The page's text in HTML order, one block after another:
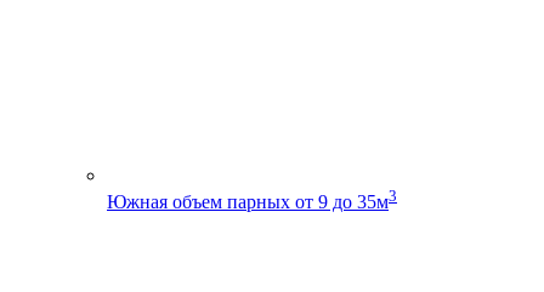
Южная объем парных от 9 до 35м3